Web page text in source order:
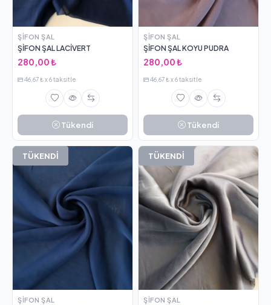
ŞIFON ŞAL
ŞİFON ŞAL LACİVERT
280,00 ₺
46,67 ₺ x 6 taksitle
Tükendi
ŞIFON ŞAL
ŞİFON ŞAL KOYU PUDRA
280,00 ₺
46,67 ₺ x 6 taksitle
Tükendi
TÜKENDİ
ŞIFON ŞAL
TÜKENDİ
ŞIFON ŞAL